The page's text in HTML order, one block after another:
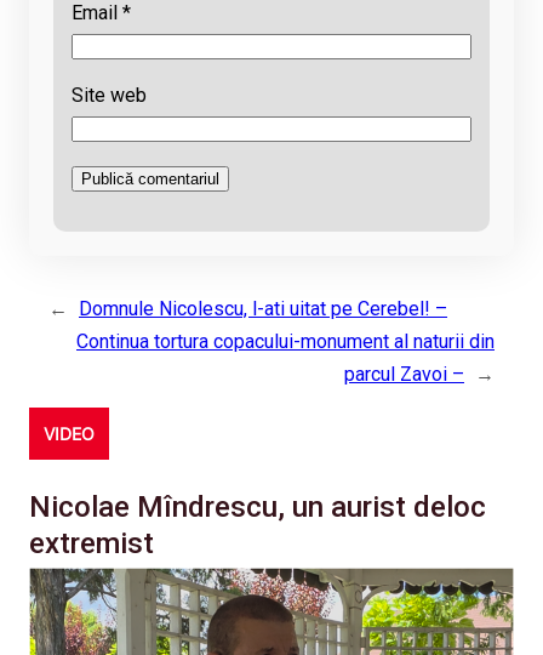
Email *
Site web
←
Domnule Nicolescu, l-ati uitat pe Cerebel! –
Continua tortura copacului-monument al naturii din
parcul Zavoi –
→
VIDEO
Nicolae Mîndrescu, un aurist deloc
extremist